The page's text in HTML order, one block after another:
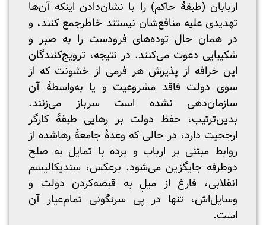
اربابان (طبقۀ حاکم) را با نشان‌دادن اینکه آن‌ها
تهدیدی علیه منافع‌شان نیستند خاطرجمع کنند، و
در همان حال توده‌های فرودست را به صبر و
شکیبایی دعوت می‌کنند. در نتیجه، ترویج‌کنندگان
این خرافه از پذیرش هر فرمی از خشونت که از
سوی دولت فاقد مشروعیت و یا به‌واسطۀ آن
سازمان‌دهی نشده است سرباز می‌زنند.
بدین‌ترتیب، حفظ دولت بر رهایی طبقۀ کارگر
ارجحیت دارد، در حالی که وعدۀ جامعۀ رهاشده از
روابط مبتنی بر ارباب و برده با تمایل به صلح
دوطرفه جایگزین می‌شود. برعکس، سندیکالیسم
انقلابی، فارغ از میلِ به قبضه‌کردن دولت و
وسایل‌اش، تنها در پی سرنگونی تمام‌عیار آن
است.